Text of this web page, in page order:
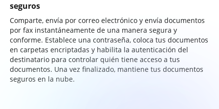
seguros
Comparte, envía por correo electrónico y envía documentos
por fax instantáneamente de una manera segura y
conforme. Establece una contraseña, coloca tus documentos
en carpetas encriptadas y habilita la autenticación del
destinatario para controlar quién tiene acceso a tus
documentos. Una vez finalizado, mantiene tus documentos
seguros en la nube.